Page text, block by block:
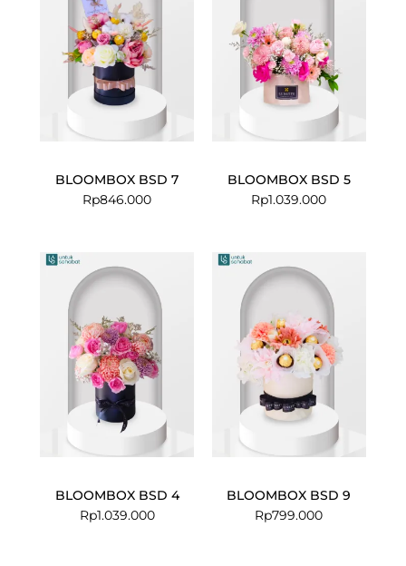
BLOOMBOX BSD 7
Rp846.000
BLOOMBOX BSD 5
Rp1.039.000
BLOOMBOX BSD 4
Rp1.039.000
BLOOMBOX BSD 9
Rp799.000